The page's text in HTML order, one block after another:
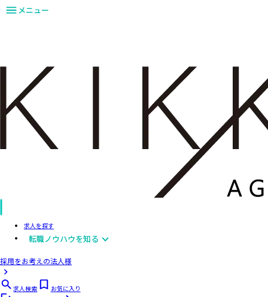
メニュー
求人を探す
転職ノウハウを知る
採用をお考えの法人様
求人検索
お気に入り